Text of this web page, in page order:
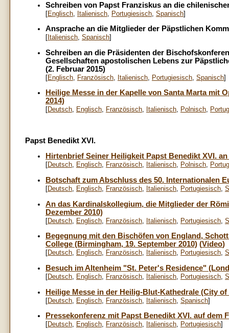
Schreiben von Papst Franziskus an die
[Englisch Italienisch Portugiesisch Spanisch]
Ansprache an die Mitglieder der Päpstlichen
[ Italienisch, Spanisch]
Schreiben an die Präsidenten der
Gesellschaften apostolischen Lebens zur
(2. Februar 2015)
[Englisch Französisch Italienisch Portugiesisch Spanisch]
Heilige Messe in der Kapelle von Santa Marta mit
2014)
[Deutsch, Englisch, Französisch, Italienisch, Polnisch,
Papst Benedikt XVI.
Hirtenbrief Seiner Heiligkeit Papst Benedikt XVI.
[Deutsch, Englisch, Französisch, Italienisch, Polnisch,
Botschaft zum Abschluss des 50. Internationalen
[Deutsch, Englisch, Französisch, Italienisch, Portugiesisch,
An das Kardinalskollegium, die Mitglieder der
Dezember 2010)
[Deutsch Englisch Französisch Italienisch Portugiesisch
Begegnung mit den Bischöfen von England,
College (Birmingham, 19. September 2010) (Video)
[Deutsch, Englisch, Französisch, Italienisch, Portugiesisch,
Besuch im Altenheim "St. Peter's Residence"
[Deutsch, Englisch, Französisch, Italienisch, Portugiesisch,
Heilige Messe in der Heilig-Blut-Kathedrale (City
[Deutsch Englisch Französisch Italienisch Spanisch]
Pressekonferenz mit Papst Benedikt XVI. auf dem
[Deutsch, Englisch, Französisch, Italienisch, Portugiesisch]